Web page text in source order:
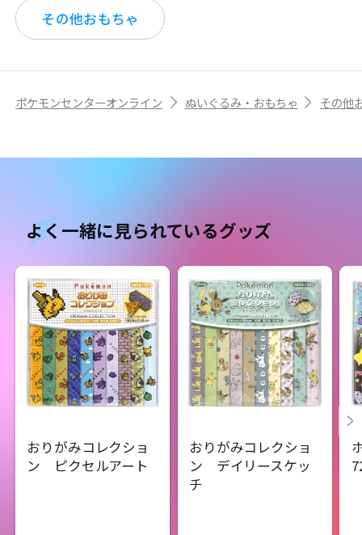
その他おもちゃ
ポケモンセンターオンライン ぬいぐるみ・おもちゃ その他
よく一緒に見られているグッズ
おりがみコレクショ
ン ピクセルアート
おりがみコレクショ
ン デイリースケッ
チ